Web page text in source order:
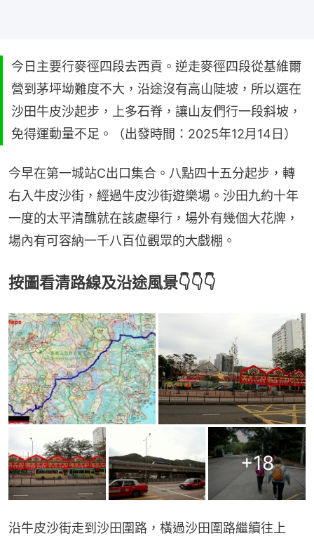
今日主要行麥徑四段去西貢。逆走麥徑四段從基維爾
營到茅坪坳難度不大，沿途沒有高山陡坡，所以選在
沙田牛皮沙起步，上多石脊，讓山友們行一段斜坡，
免得運動量不足。（出發時間：2025年12月14日）
今早在第一城站C出口集合。八點四十五分起步，轉
右入牛皮沙街，經過牛皮沙街遊樂場。沙田九約十年
一度的太平清醮就在該處舉行，場外有幾個大花牌，
場內有可容納一千八百位觀眾的大戲棚。
按圖看清路線及沿途風景👇👇👇
+18
沿牛皮沙街走到沙田圍路，橫過沙田圍路繼續往上